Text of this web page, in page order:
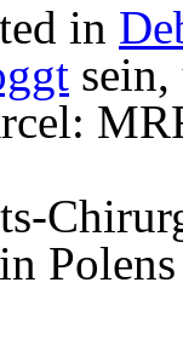
in